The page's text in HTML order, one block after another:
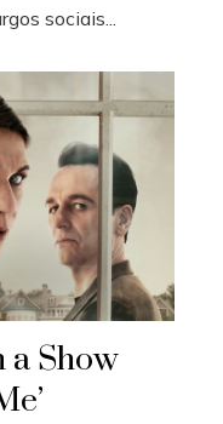
sociais...
a Show